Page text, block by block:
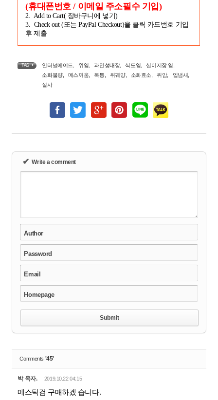
(휴대폰번호 / 이메일 주소필수 기입)
2. Add to Cart( 장바구니에 넣기)
3. Check out (또는 PayPal Checkout)을 클릭 카드번호 기입
후 제출
TAG • 인터널에이드 위염 과민성대장, 식도염 십이지장 염
소화불량, 메스꺼움 복통 위궤양, 소화효소 위암, 입냄새
설사
✔ Write a comment
Author
Password
Email
Homepage
Comments '45'
박 옥자. 2019.10.22 04:15
메스틱검 구매하겠 습니다.